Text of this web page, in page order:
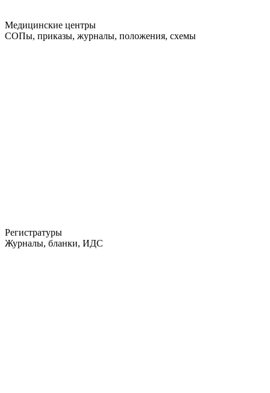
Медицинские центры
СОПы, приказы, журналы, положения, схемы
Регистратуры
Журналы, бланки, ИДС